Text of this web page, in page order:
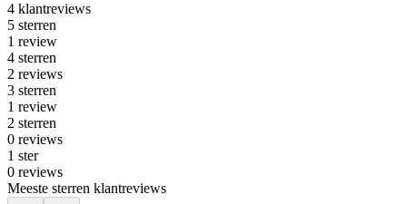
4 klantreviews
5 sterren
1 review
4 sterren
2 reviews
3 sterren
1 review
2 sterren
0 reviews
1 ster
0 reviews
Meeste sterren klantreviews